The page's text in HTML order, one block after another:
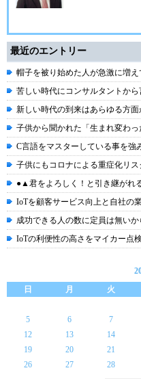
最近のエントリー
帽子を被り始めた人が急激に増え
苦しい時代にコンサルタントか
新しい時代の到来はあらゆる方面
子供から聞かれた「生まれ変わ
C言語をマスターしている事を強
子供にもコロナによる重症化リ
●▲君をよろしく！と引き継がれ
IoTを顧客サービス向上と自社の
成功できる人の数に定員は無いか
IoTの利便性の高さをマイカー点
日
月 火
5
6 7
12
13 14
19
20 21
26
27 28